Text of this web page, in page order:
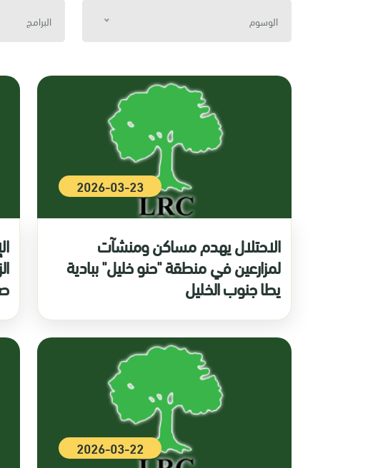
الوسوم البرامج
2026-03-23
الاحتلال يهدم مساكن ومنشآت
لمزارعين في منطقة "حنو خليل" ببادية
يطا جنوب الخليل
2026-03-22